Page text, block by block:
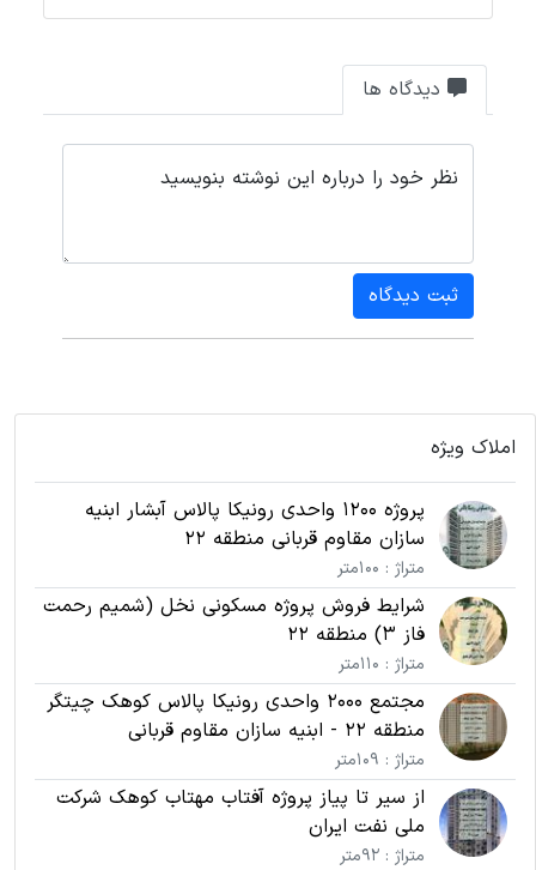
دیدگاه ها
نظر خود را درباره این نوشته بنویسید
ثبت دیدگاه
املاک ویژه
پروژه 1200 واحدی رونیکا پالاس آبشار ابنیه
سازان مقاوم قربانی منطقه 22
متراژ : 100متر
شرایط فروش پروژه مسکونی نخل (شمیم رحمت
فاز 3) منطقه 22
متراژ : 110متر
مجتمع 2000 واحدی رونیکا پالاس کوهک چیتگر
منطقه 22 - ابنیه سازان مقاوم قربانی
متراژ : 109متر
از سیر تا پیاز پروژه آفتاب مهتاب کوهک شرکت
ملی نفت ایران
متراژ : 92متر